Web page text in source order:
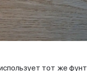
тот же фунт